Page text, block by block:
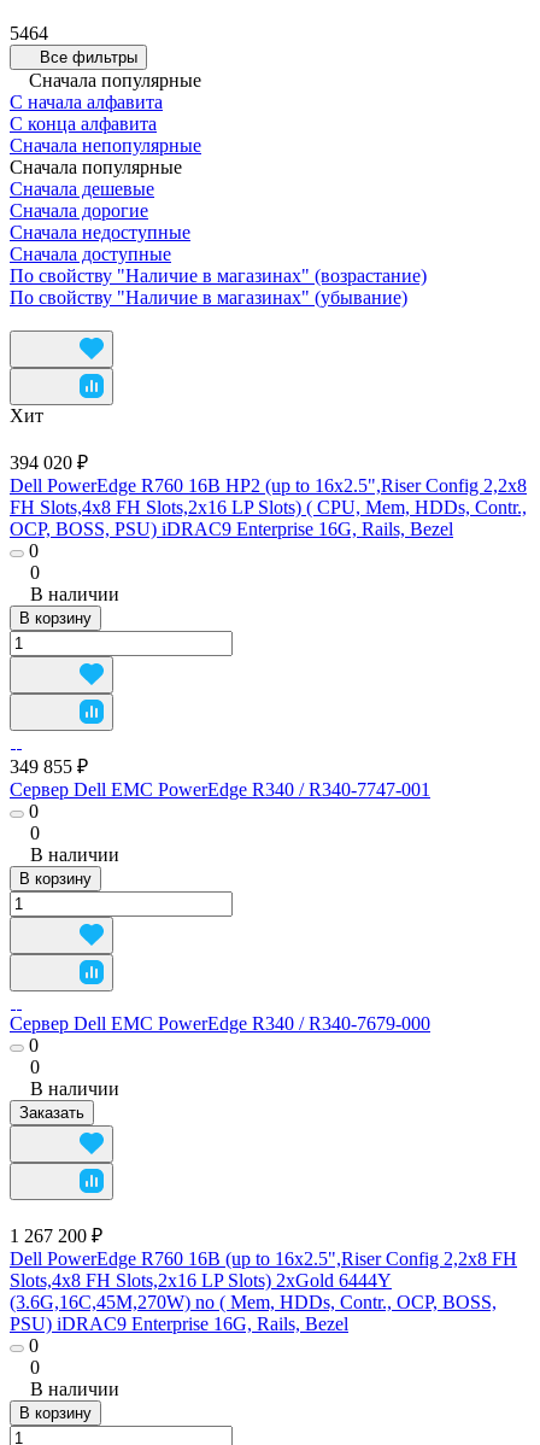
5464
Все фильтры
Сначала популярные
С начала алфавита
С конца алфавита
Сначала непопулярные
Сначала популярные
Сначала дешевые
Сначала дорогие
Сначала недоступные
Сначала доступные
По свойству "Наличие в магазинах" (возрастание)
По свойству "Наличие в магазинах" (убывание)
Хит
394 020 ₽
Dell PowerEdge R760 16B HP2 (up to 16x2.5",Riser Config 2,2x8
FH Slots,4x8 FH Slots,2x16 LP Slots) ( CPU, Mem, HDDs, Contr.,
OCP, BOSS, PSU) iDRAC9 Enterprise 16G, Rails, Bezel
0
0
В наличии
В корзину
349 855 ₽
Сервер Dell EMC PowerEdge R340 / R340-7747-001
0
0
В наличии
В корзину
Сервер Dell EMC PowerEdge R340 / R340-7679-000
0
0
В наличии
Заказать
1 267 200 ₽
Dell PowerEdge R760 16B (up to 16x2.5",Riser Config 2,2x8 FH
Slots,4x8 FH Slots,2x16 LP Slots) 2xGold 6444Y
(3.6G,16C,45M,270W) no ( Mem, HDDs, Contr., OCP, BOSS,
PSU) iDRAC9 Enterprise 16G, Rails, Bezel
0
0
В наличии
В корзину